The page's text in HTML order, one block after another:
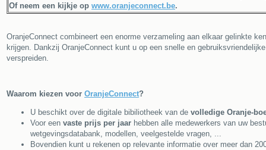
Of neem een kijkje op www.oranjeconnect.be.
OranjeConnect combineert een enorme verzameling aan elkaar gelinkte
krijgen. Dankzij OranjeConnect kunt u op een snelle en
verspreiden.
Waarom kiezen voor OranjeConnect?
U beschikt over de digitale bibiliotheek van de volledige Oranje-
Voor een vaste prijs per jaar hebben alle medewerkers van uw
wetgevingsdatabank, modellen, veelgestelde vragen, ...
Bovendien kunt u rekenen op relevante informatie over meer dan